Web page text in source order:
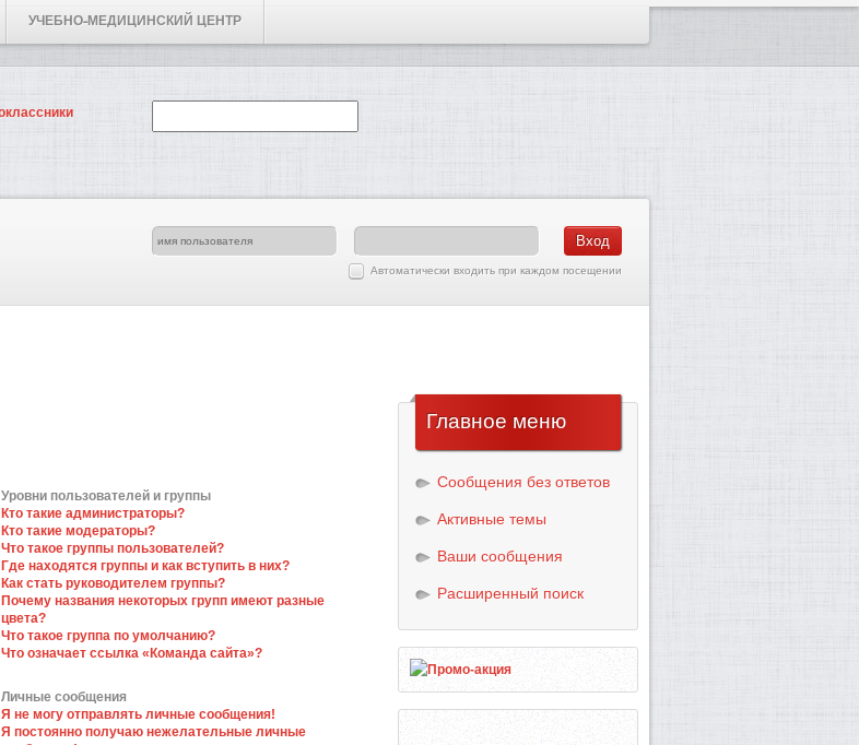
УЧЕБНО-МЕДИЦИНСКИЙ ЦЕНТР
Автоматически входить при каждом посещении
Уровни пользователей и группы
Кто такие администраторы?
Кто такие модераторы?
Что такое группы пользователей?
Где находятся группы и как вступить в них?
Как стать руководителем группы?
Почему названия некоторых групп имеют разные
цвета?
Что такое группа по умолчанию?
Что означает ссылка «Команда сайта»?
Личные сообщения
Я не могу отправлять личные сообщения!
Я постоянно получаю нежелательные личные
Главное меню
Сообщения без ответов
Активные темы
Ваши сообщения
Расширенный поиск